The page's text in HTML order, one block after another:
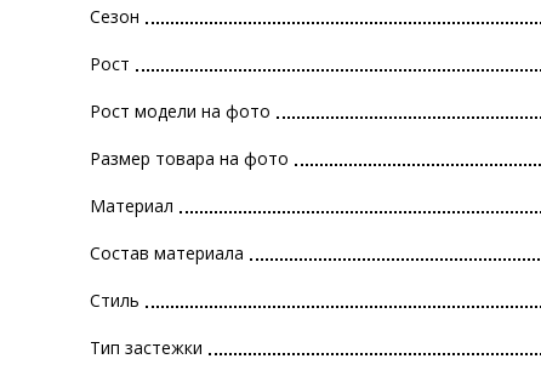
Сезон
Рост
Рост модели на фото
Размер товара на фото
Материал
Состав материала
Стиль
Тип застежки